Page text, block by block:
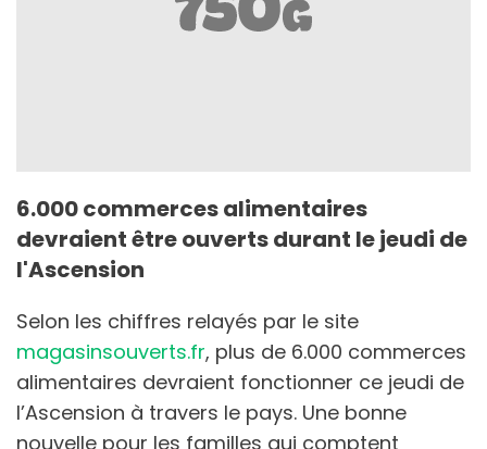
6.000 commerces alimentaires
devraient être ouverts durant le jeudi de
l'Ascension
Selon les chiffres relayés par le site
magasinsouverts.fr, plus de 6.000 commerces
alimentaires devraient fonctionner ce jeudi de
l’Ascension à travers le pays. Une bonne
nouvelle pour les familles qui comptent